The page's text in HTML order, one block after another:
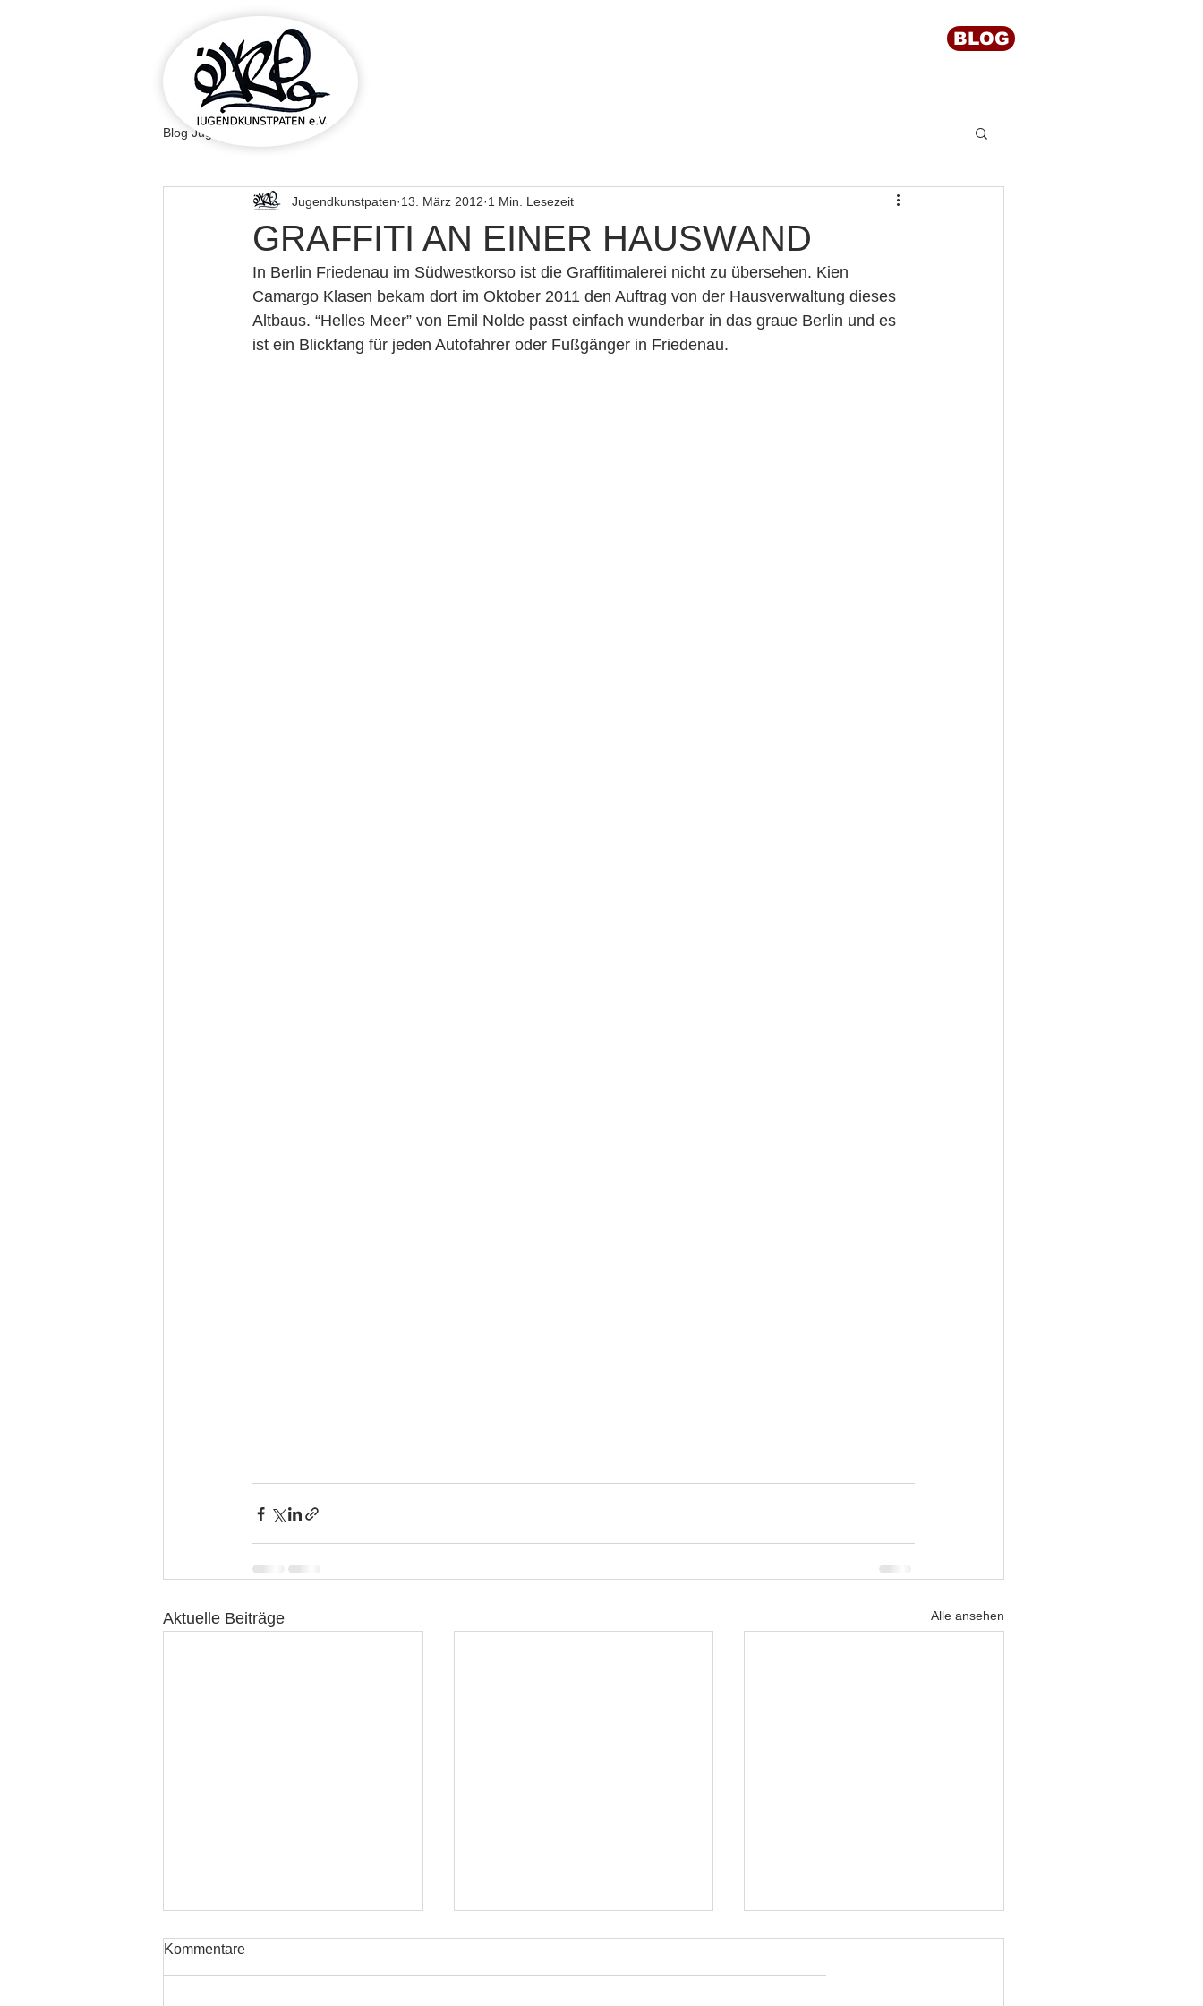
BLOG
Blog Jugendkunstpaten
GRAFFITI AN EINER HAUSWAND
Jugendkunstpaten 13. März 2012 1 Min. Lesezeit
In Berlin Friedenau im Südwestkorso ist die Graffitimalerei nicht zu übersehen. Kien
Camargo Klasen bekam dort im Oktober 2011 den Auftrag von der Hausverwaltung dieses
Altbaus. “Helles Meer” von Emil Nolde passt einfach wunderbar in das graue Berlin und es
ist ein Blickfang für jeden Autofahrer oder Fußgänger in Friedenau.
Aktuelle Beiträge Alle ansehen
Kommentare